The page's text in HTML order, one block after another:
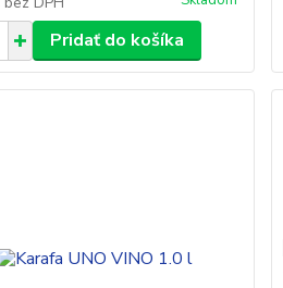
Pridať do košíka